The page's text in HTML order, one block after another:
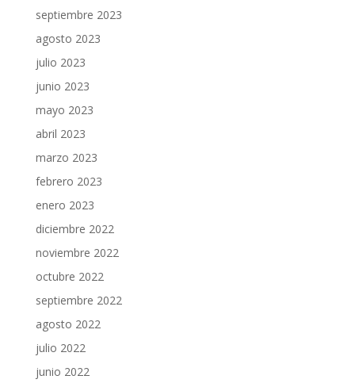
septiembre 2023
agosto 2023
julio 2023
junio 2023
mayo 2023
abril 2023
marzo 2023
febrero 2023
enero 2023
diciembre 2022
noviembre 2022
octubre 2022
septiembre 2022
agosto 2022
julio 2022
junio 2022